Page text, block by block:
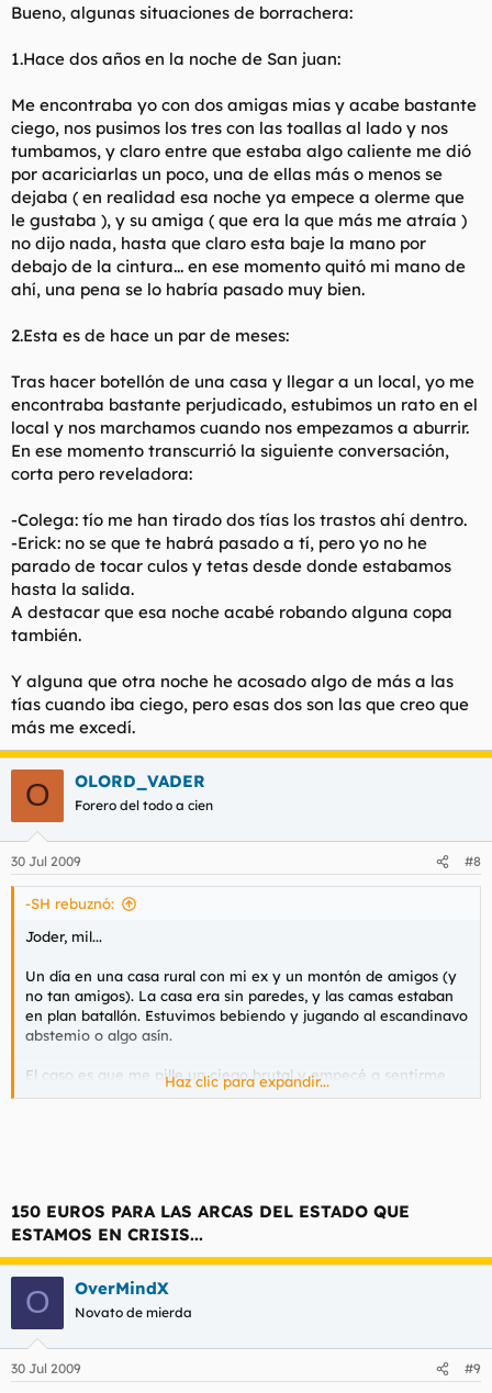
La chica no volvió a dirigirme la palabra en lo que quedó de
el campamento.
Bueno, algunas situaciones de borrachera:
1.Hace dos años en la noche de San juan:
Me encontraba yo con dos amigas mias y acabe bastante
ciego, nos pusimos los tres con las toallas al lado y nos
tumbamos, y claro entre que estaba algo caliente me dió
por acariciarlas un poco, una de ellas más o menos se
dejaba ( en realidad esa noche ya empece a olerme que
le gustaba ), y su amiga ( que era la que más me atraía )
no dijo nada, hasta que claro esta baje la mano por
debajo de la cintura... en ese momento quitó mi mano de
ahí, una pena se lo habría pasado muy bien.
2.Esta es de hace un par de meses:
Tras hacer botellón de una casa y llegar a un local, yo me
encontraba bastante perjudicado, estubimos un rato en el
local y nos marchamos cuando nos empezamos a aburrir.
En ese momento transcurrió la siguiente conversación,
corta pero reveladora:
-Colega: tío me han tirado dos tías los trastos ahí dentro.
-Erick: no se que te habrá pasado a tí, pero yo no he
parado de tocar culos y tetas desde donde estabamos
hasta la salida.
A destacar que esa noche acabé robando alguna copa
también.
Y alguna que otra noche he acosado algo de más a las
tías cuando iba ciego, pero esas dos son las que creo que
más me excedí.
O OLORD_VADER
Forero del todo a cien
30 Jul 2009 #8
-SH rebuznó:
Joder, mil...
Un día en una casa rural con mi ex y un montón de amigos (y
no tan amigos). La casa era sin paredes, y las camas estaban
en plan batallón. Estuvimos bebiendo y jugando al escandinavo
abstemio o algo asín.
El caso es que me pille un ciego brutal y empecé a sentirme
incómodo, con lo que fui a ponerme el pijama. Pasé por al lado
----
----
Así con tías, me acuerdo del verano pasado. Tenía dos
follamigas a la vez que no eran amigas pero que se conocían. A
las dos las tenía en secreto.
Haz clic para expandir...
150 EUROS PARA LAS ARCAS DEL ESTADO QUE
ESTAMOS EN CRISIS...
O OverMindX
Novato de mierda
30 Jul 2009 #9